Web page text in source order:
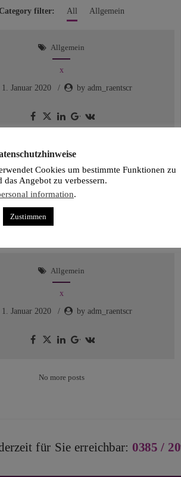
filter: All Allgemein
Allgemein
x
1. Januar 2020
by adm_raentscr
Allgemein
x
1. Januar 2020
Allgemein
x
1. Januar 2020
by adm_raentscr
No more posts
für Sie erreichbar: 0385 /
Cookies um bestimmte Funktionen zu
das Angebot zu verbessern.
information.
Zustimmen